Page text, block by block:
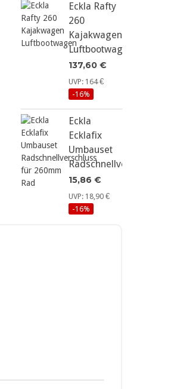
Eckla Rafty
260
Kajakwagen
Luftbootwagen
137,60 €
UVP: 164 €
-16%
Eckla
Ecklafix
Umbauset
Radschnellverschluss...
15,86 €
UVP: 18,90 €
-16%